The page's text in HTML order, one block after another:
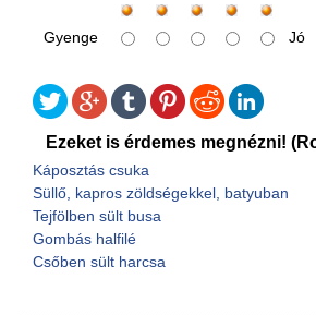
Gyenge
Jó
Ezeket is érdemes megnézni!
Káposztás csuka
Süllő, kapros zöldségekkel, batyuban
Tejfölben sült busa
Gombás halfilé
Csőben sült harcsa